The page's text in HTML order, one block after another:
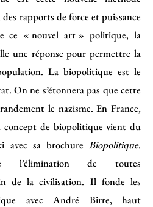
des rapports de force et puissance
ce « nouvel art » politique, la
une réponse pour permettre la
La biopolitique est le
On ne s’étonnera pas que cette
le nazisme. En France,
concept de biopolitique vient du
avec sa brochure Biopolitique.
l’élimination de toutes
de la civilisation. Il fonde les
avec André Birre, haut